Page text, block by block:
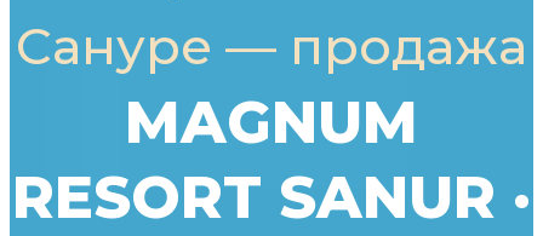
Сануре — продажа
MAGNUM
RESORT SANUR ·